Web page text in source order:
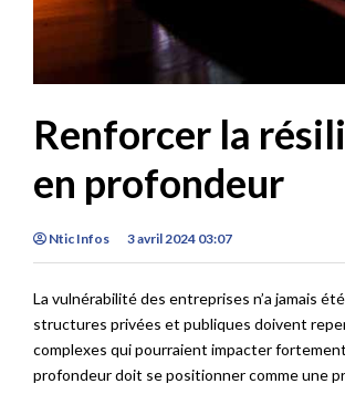
Renforcer la
en profondeur
Ntic Infos 3 avril 2024 03:07
La vulnérabilité des entreprises n’a jamais
structures privées et publiques doivent
complexes qui pourraient impacter
profondeur doit se positionner comme une